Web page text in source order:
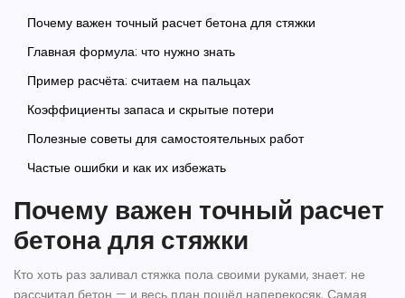
Почему важен точный расчет бетона для стяжки
Главная формула: что нужно знать
Пример расчёта: считаем на пальцах
Коэффициенты запаса и скрытые потери
Полезные советы для самостоятельных работ
Частые ошибки и как их избежать
Почему важен точный расчет
бетона для стяжки
Кто хоть раз заливал стяжка пола своими руками, знает: не